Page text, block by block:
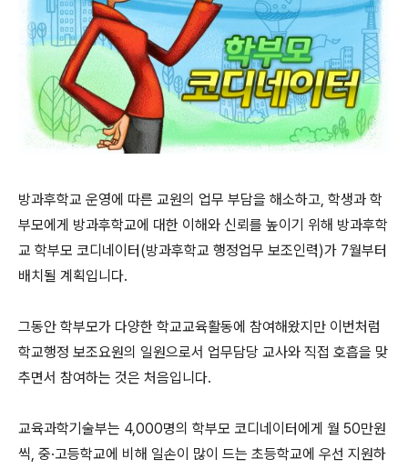
방과후학교 운영에 따른 교원의 업무 부담을 해소하고, 학생과 학
부모에게 방과후학교에 대한 이해와 신뢰를 높이기 위해 방과후학
교 학부모 코디네이터(방과후학교 행정업무 보조인력)가 7월부터
배치될 계획입니다.
그동안 학부모가 다양한 학교교육활동에 참여해왔지만 이번처럼
학교행정 보조요원의 일원으로서 업무담당 교사와 직접 호흡을 맞
추면서 참여하는 것은 처음입니다.
교육과학기술부는 4,000명의 학부모 코디네이터에게 월 50만원
씩, 중·고등학교에 비해 일손이 많이 드는 초등학교에 우선 지원하